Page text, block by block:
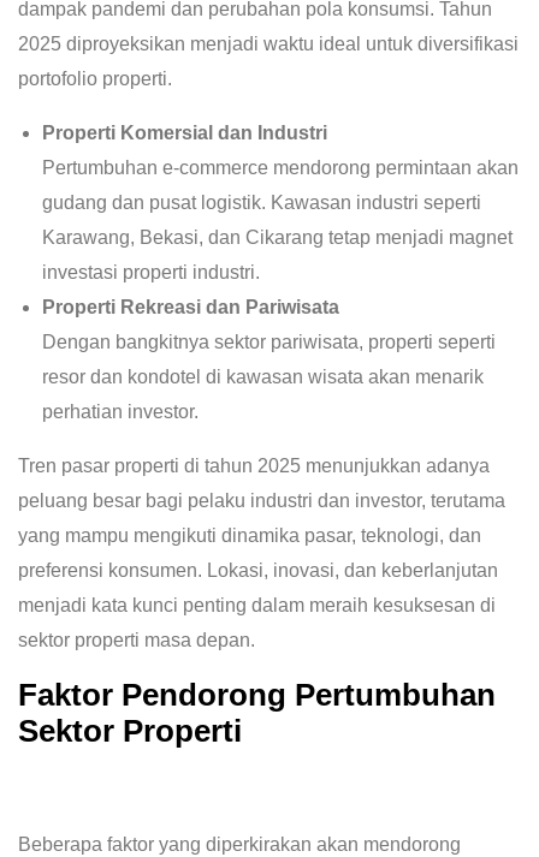
dampak pandemi dan perubahan pola konsumsi. Tahun
2025 diproyeksikan menjadi waktu ideal untuk diversifikasi
portofolio properti.
Properti Komersial dan Industri
Pertumbuhan e-commerce mendorong permintaan akan
gudang dan pusat logistik. Kawasan industri seperti
Karawang, Bekasi, dan Cikarang tetap menjadi magnet
investasi properti industri.
Properti Rekreasi dan Pariwisata
Dengan bangkitnya sektor pariwisata, properti seperti
resor dan kondotel di kawasan wisata akan menarik
perhatian investor.
Tren pasar properti di tahun 2025 menunjukkan adanya
peluang besar bagi pelaku industri dan investor, terutama
yang mampu mengikuti dinamika pasar, teknologi, dan
preferensi konsumen. Lokasi, inovasi, dan keberlanjutan
menjadi kata kunci penting dalam meraih kesuksesan di
sektor properti masa depan.
Faktor Pendorong Pertumbuhan
Sektor Properti
Beberapa faktor yang diperkirakan akan mendorong